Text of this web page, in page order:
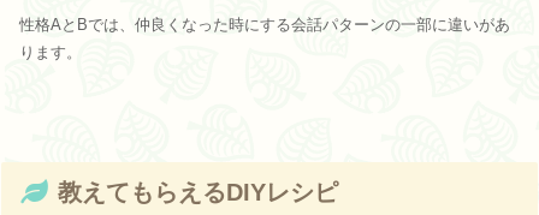
性格AとBでは、仲良くなった時にする会話パターンの一部に違いがあ
ります。
教えてもらえるDIYレシピ